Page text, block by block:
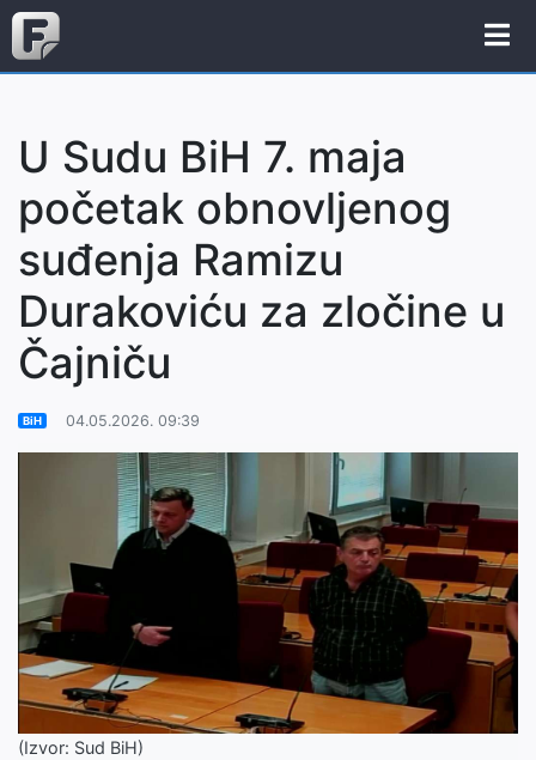
U Sudu BiH 7. maja
početak obnovljenog
suđenja Ramizu
Durakoviću za zločine u
Čajniču
BiH 04.05.2026. 09:39
(Izvor: Sud BiH)